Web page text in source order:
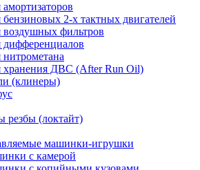
2-х тактных двигателей
воздушных фильтров
дифференциалов
хранения ДВС (After Run Oil)
(клинеры)
резбы (локтайт)
машинки-игрушки
с камерой